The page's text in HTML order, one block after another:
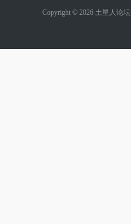
Copyright © 2026 土星人论坛